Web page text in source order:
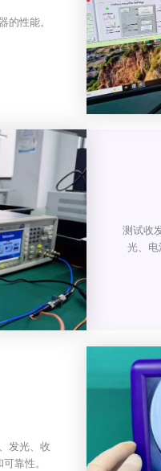
的性能。
测试收
光、电
发光、收
靠性。